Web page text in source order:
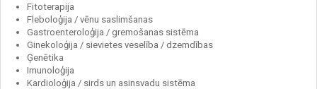
Fitoterapija
Fleboloģija / vēnu saslimšanas
Gastroenteroloģija / gremošanas sistēma
Ginekoloģija / sievietes veselība / dzemdības
Ģenētika
Imunoloģija
Kardioloģija / sirds un asinsvadu sistēma